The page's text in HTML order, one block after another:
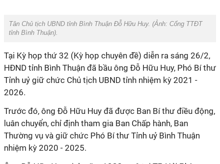
Tân Chủ tịch UBND tỉnh Bình Thuận Đỗ Hữu Huy. (Ảnh: Cổng TTĐT
tỉnh Bình Thuận).
Tại Kỳ họp thứ 32 (Kỳ họp chuyên đề) diễn ra sáng 26/2,
HĐND tỉnh Bình Thuận đã bầu ông Đỗ Hữu Huy, Phó Bí thư
Tỉnh uỷ giữ chức Chủ tịch UBND tỉnh nhiệm kỳ 2021 -
2026.
Trước đó, ông Đỗ Hữu Huy đã được Ban Bí thư điều động,
luân chuyển, chỉ định tham gia Ban Chấp hành, Ban
Thường vụ và giữ chức Phó Bí thư Tỉnh uỷ Bình Thuận
nhiệm kỳ 2020 - 2025.